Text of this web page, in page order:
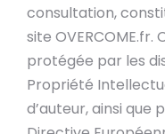
consultation,
site
protégée par les
Propriété
d’auteur, ainsi que